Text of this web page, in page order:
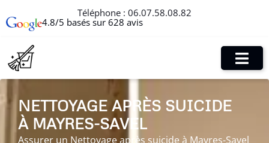
Téléphone : 06.07.58.08.82
4.8/5 basés sur 628 avis
NETTOYAGE APRÈS SUICIDE
À MAYRES-SAVEL
Assurer un Nettoyage après suicide à Mayres-Savel